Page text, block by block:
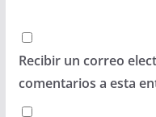
Recibir un correo
comentarios a esta